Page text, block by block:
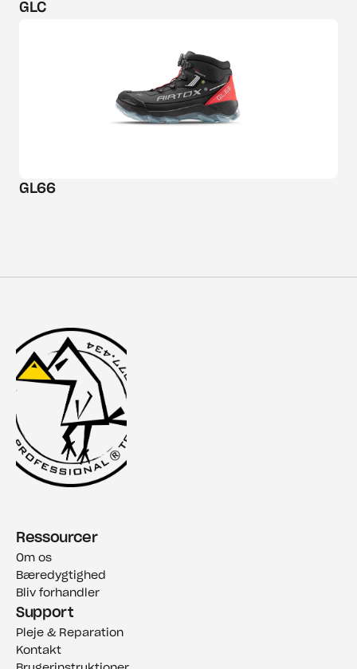
GLC
GL66
Ressourcer
Om os
Bæredygtighed
Bliv forhandler
Support
Pleje & Reparation
Kontakt